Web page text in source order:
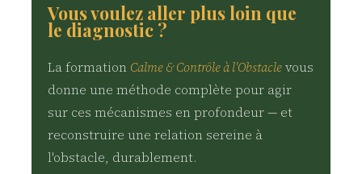
Vous voulez aller plus loin que
le diagnostic ?
La formation Calme & Contrôle à l'Obstaclevous
donne une méthode complète pour agir
sur ces mécanismes en profondeur — et
reconstruire une relation sereine à
l'obstacle, durablement.